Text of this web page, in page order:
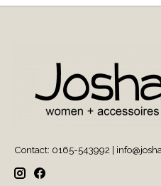
Contact: 0165-543992 |